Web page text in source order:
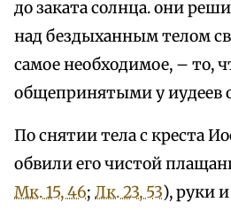
до заката солнца. они
над бездыханным телом
самое необходимое, – то,
общепринятыми у иудеев
По снятии тела с креста
обвили его чистой
Мк. 15, 46; Лк. 23, 53), руки